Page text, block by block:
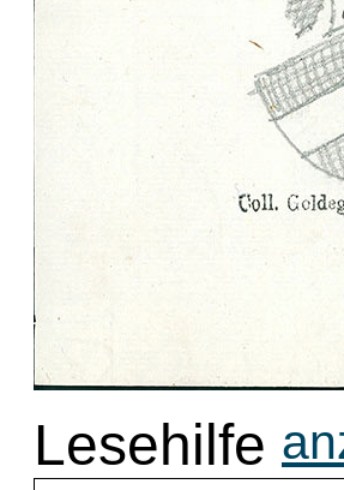
Lesehilfe